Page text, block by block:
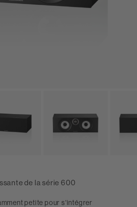
de la série 600
petite pour s'intégrer